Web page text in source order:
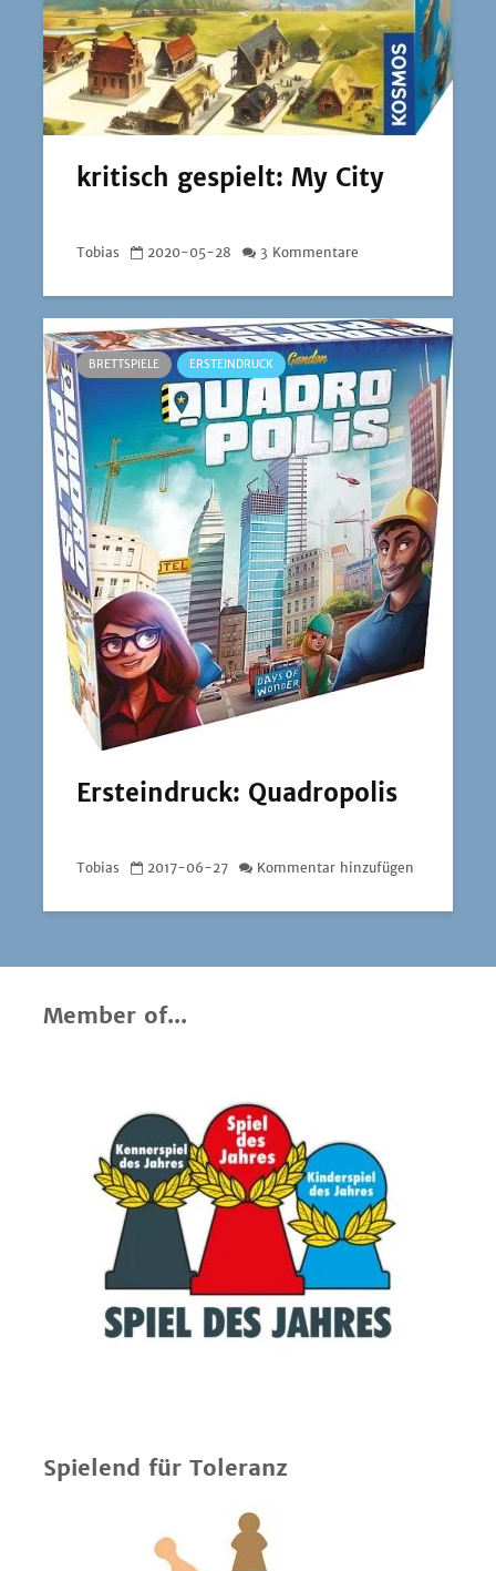
kritisch gespielt: My City
Tobias 2020-05-28 3 Kommentare
BRETTSPIELE ERSTEINDRUCK
Ersteindruck: Quadropolis
Tobias 2017-06-27 Kommentar hinzufügen
Member of...
Spielend für Toleranz